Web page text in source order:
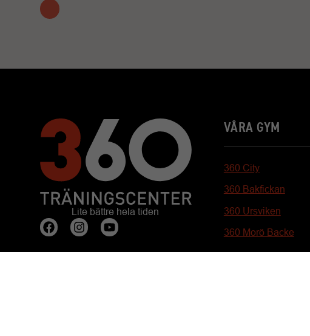
Lite bättre hela tiden
VÅRA GYM
360 City
360 Bakfickan
360 Ursviken
360 Morö Backe